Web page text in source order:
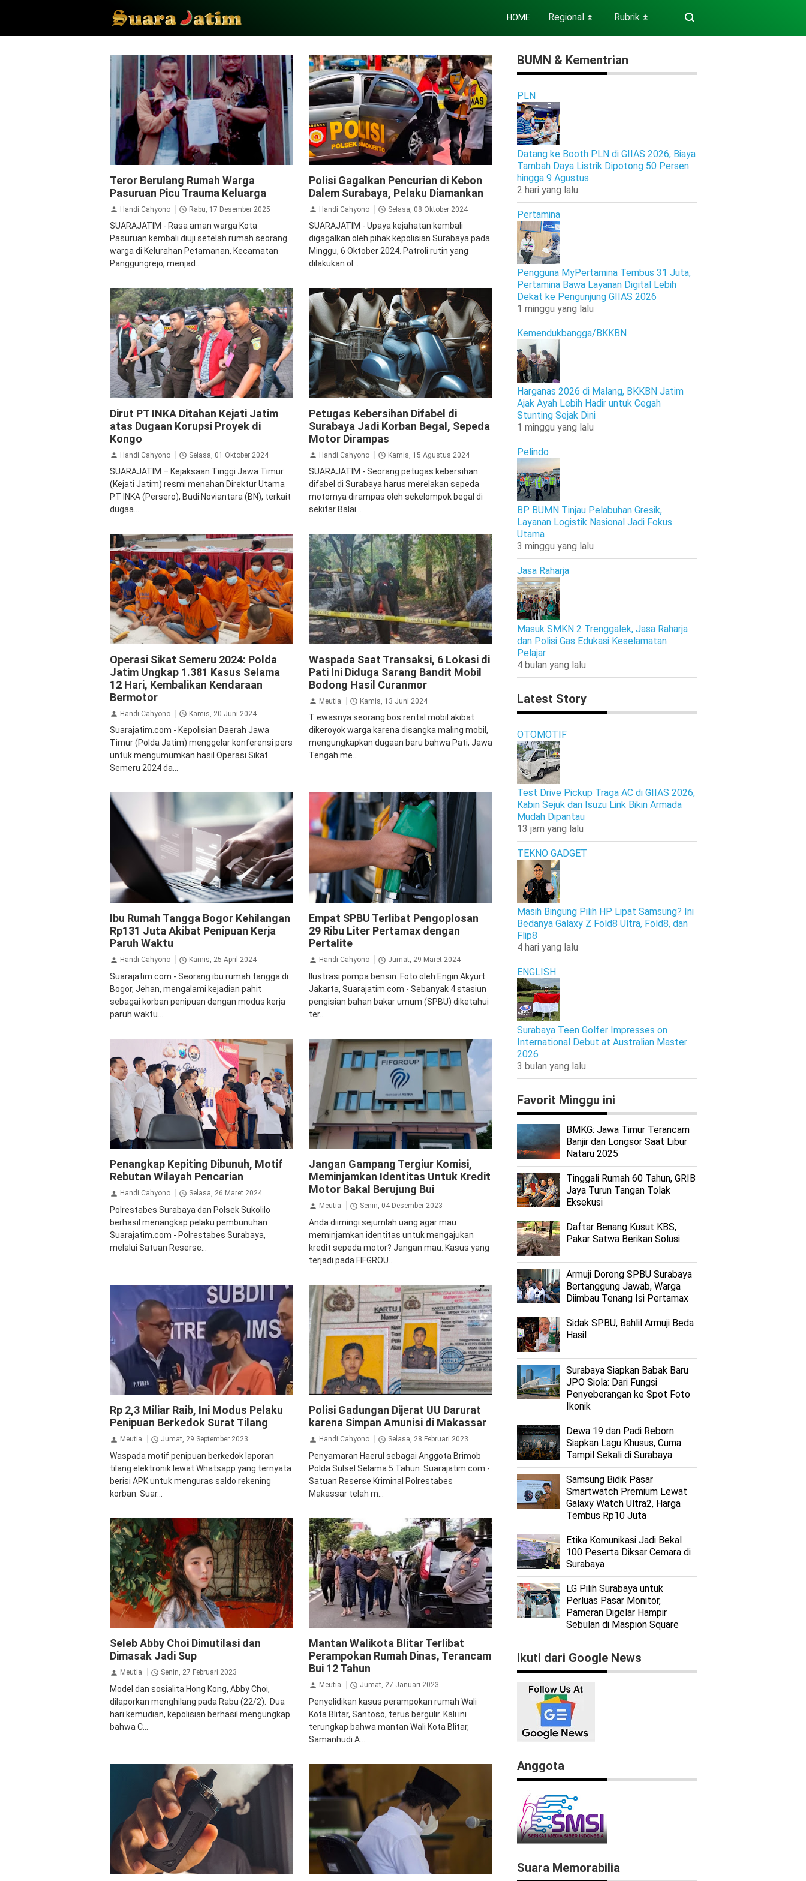
HOME Regional ⏬ Rubrik ⏬
Teror Berulang Rumah Warga
Pasuruan Picu Trauma Keluarga
Handi Cahyono Rabu, 17 Desember 2025
SUARAJATIM - Rasa aman warga Kota
Pasuruan kembali diuji setelah rumah seorang
warga di Kelurahan Petamanan, Kecamatan
Panggungrejo, menjad...
Polisi Gagalkan Pencurian di Kebon
Dalem Surabaya, Pelaku Diamankan
Handi Cahyono Selasa, 08 Oktober 2024
SUARAJATIM - Upaya kejahatan kembali
digagalkan oleh pihak kepolisian Surabaya pada
Minggu, 6 Oktober 2024. Patroli rutin yang
dilakukan ol...
Dirut PT INKA Ditahan Kejati Jatim
atas Dugaan Korupsi Proyek di
Kongo
Handi Cahyono Selasa, 01 Oktober 2024
SUARAJATIM – Kejaksaan Tinggi Jawa Timur
(Kejati Jatim) resmi menahan Direktur Utama
PT INKA (Persero), Budi Noviantara (BN), terkait
dugaa...
Petugas Kebersihan Difabel di
Surabaya Jadi Korban Begal, Sepeda
Motor Dirampas
Handi Cahyono Kamis, 15 Agustus 2024
SUARAJATIM - Seorang petugas kebersihan
difabel di Surabaya harus merelakan sepeda
motornya dirampas oleh sekelompok begal di
sekitar Balai...
Operasi Sikat Semeru 2024: Polda
Jatim Ungkap 1.381 Kasus Selama
12 Hari, Kembalikan Kendaraan
Bermotor
Handi Cahyono Kamis, 20 Juni 2024
Suarajatim.com - Kepolisian Daerah Jawa
Timur (Polda Jatim) menggelar konferensi pers
untuk mengumumkan hasil Operasi Sikat
Semeru 2024 da...
Waspada Saat Transaksi, 6 Lokasi di
Pati Ini Diduga Sarang Bandit Mobil
Bodong Hasil Curanmor
Meutia Kamis, 13 Juni 2024
T ewasnya seorang bos rental mobil akibat
dikeroyok warga karena disangka maling mobil,
mengungkapkan dugaan baru bahwa Pati, Jawa
Tengah me...
Ibu Rumah Tangga Bogor Kehilangan
Rp131 Juta Akibat Penipuan Kerja
Paruh Waktu
Handi Cahyono Kamis, 25 April 2024
Suarajatim.com - Seorang ibu rumah tangga di
Bogor, Jehan, mengalami kejadian pahit
sebagai korban penipuan dengan modus kerja
paruh waktu....
Empat SPBU Terlibat Pengoplosan
29 Ribu Liter Pertamax dengan
Pertalite
Handi Cahyono Jumat, 29 Maret 2024
Ilustrasi pompa bensin. Foto oleh Engin Akyurt
Jakarta, Suarajatim.com - Sebanyak 4 stasiun
pengisian bahan bakar umum (SPBU) diketahui
ter...
Penangkap Kepiting Dibunuh, Motif
Rebutan Wilayah Pencarian
Handi Cahyono Selasa, 26 Maret 2024
Polrestabes Surabaya dan Polsek Sukolilo
berhasil menangkap pelaku pembunuhan
Suarajatim.com - Polrestabes Surabaya,
melalui Satuan Reserse...
Jangan Gampang Tergiur Komisi,
Meminjamkan Identitas Untuk Kredit
Motor Bakal Berujung Bui
Meutia Senin, 04 Desember 2023
Anda diimingi sejumlah uang agar mau
meminjamkan identitas untuk mengajukan
kredit sepeda motor? Jangan mau. Kasus yang
terjadi pada FIFGROU...
Rp 2,3 Miliar Raib, Ini Modus Pelaku
Penipuan Berkedok Surat Tilang
Meutia Jumat, 29 September 2023
Waspada motif penipuan berkedok laporan
tilang elektronik lewat Whatsapp yang ternyata
berisi APK untuk menguras saldo rekening
korban. Suar...
Polisi Gadungan Dijerat UU Darurat
karena Simpan Amunisi di Makassar
Handi Cahyono Selasa, 28 Februari 2023
Penyamaran Haerul sebagai Anggota Brimob
Polda Sulsel Selama 5 Tahun Suarajatim.com -
Satuan Reserse Kriminal Polrestabes
Makassar telah m...
Seleb Abby Choi Dimutilasi dan
Dimasak Jadi Sup
Meutia Senin, 27 Februari 2023
Model dan sosialita Hong Kong, Abby Choi,
dilaporkan menghilang pada Rabu (22/2). Dua
hari kemudian, kepolisian berhasil mengungkap
bahwa C...
Mantan Walikota Blitar Terlibat
Perampokan Rumah Dinas, Terancam
Bui 12 Tahun
Meutia Jumat, 27 Januari 2023
Penyelidikan kasus perampokan rumah Wali
Kota Blitar, Santoso, terus bergulir. Kali ini
terungkap bahwa mantan Wali Kota Blitar,
Samanhudi A...
BUMN & Kementrian
PLN
Datang ke Booth PLN di GIIAS 2026, Biaya
Tambah Daya Listrik Dipotong 50 Persen
hingga 9 Agustus
2 hari yang lalu
Pertamina
Pengguna MyPertamina Tembus 31 Juta,
Pertamina Bawa Layanan Digital Lebih
Dekat ke Pengunjung GIIAS 2026
1 minggu yang lalu
Kemendukbangga/BKKBN
Harganas 2026 di Malang, BKKBN Jatim
Ajak Ayah Lebih Hadir untuk Cegah
Stunting Sejak Dini
1 minggu yang lalu
Pelindo
BP BUMN Tinjau Pelabuhan Gresik,
Layanan Logistik Nasional Jadi Fokus
Utama
3 minggu yang lalu
Jasa Raharja
Masuk SMKN 2 Trenggalek, Jasa Raharja
dan Polisi Gas Edukasi Keselamatan
Pelajar
4 bulan yang lalu
Latest Story
OTOMOTIF
Test Drive Pickup Traga AC di GIIAS 2026,
Kabin Sejuk dan Isuzu Link Bikin Armada
Mudah Dipantau
13 jam yang lalu
TEKNO GADGET
Masih Bingung Pilih HP Lipat Samsung? Ini
Bedanya Galaxy Z Fold8 Ultra, Fold8, dan
Flip8
4 hari yang lalu
ENGLISH
Surabaya Teen Golfer Impresses on
International Debut at Australian Master
2026
3 bulan yang lalu
Favorit Minggu ini
BMKG: Jawa Timur Terancam
Banjir dan Longsor Saat Libur
Nataru 2025
Tinggali Rumah 60 Tahun, GRIB
Jaya Turun Tangan Tolak
Eksekusi
Daftar Benang Kusut KBS,
Pakar Satwa Berikan Solusi
Armuji Dorong SPBU Surabaya
Bertanggung Jawab, Warga
Diimbau Tenang Isi Pertamax
Sidak SPBU, Bahlil Armuji Beda
Hasil
Surabaya Siapkan Babak Baru
JPO Siola: Dari Fungsi
Penyeberangan ke Spot Foto
Ikonik
Dewa 19 dan Padi Reborn
Siapkan Lagu Khusus, Cuma
Tampil Sekali di Surabaya
Samsung Bidik Pasar
Smartwatch Premium Lewat
Galaxy Watch Ultra2, Harga
Tembus Rp10 Juta
Etika Komunikasi Jadi Bekal
100 Peserta Diksar Cemara di
Surabaya
LG Pilih Surabaya untuk
Perluas Pasar Monitor,
Pameran Digelar Hampir
Sebulan di Maspion Square
Ikuti dari Google News
Anggota
Suara Memorabilia